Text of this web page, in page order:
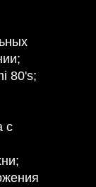
80's;
с